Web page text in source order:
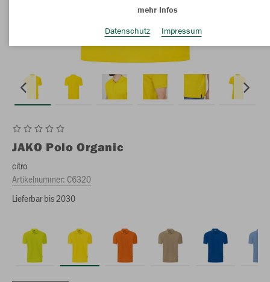
JAKO Polo Organic
citro
Artikelnummer: C6320
Lieferbar bis 2030
mehr Infos
Datenschutz
Impressum